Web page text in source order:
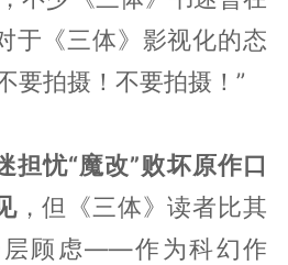
于《三体》影视化的态
要拍摄！不要拍摄！”
担忧“魔改”败坏原作口
，但《三体》读者比其
层顾虑——作为科幻作